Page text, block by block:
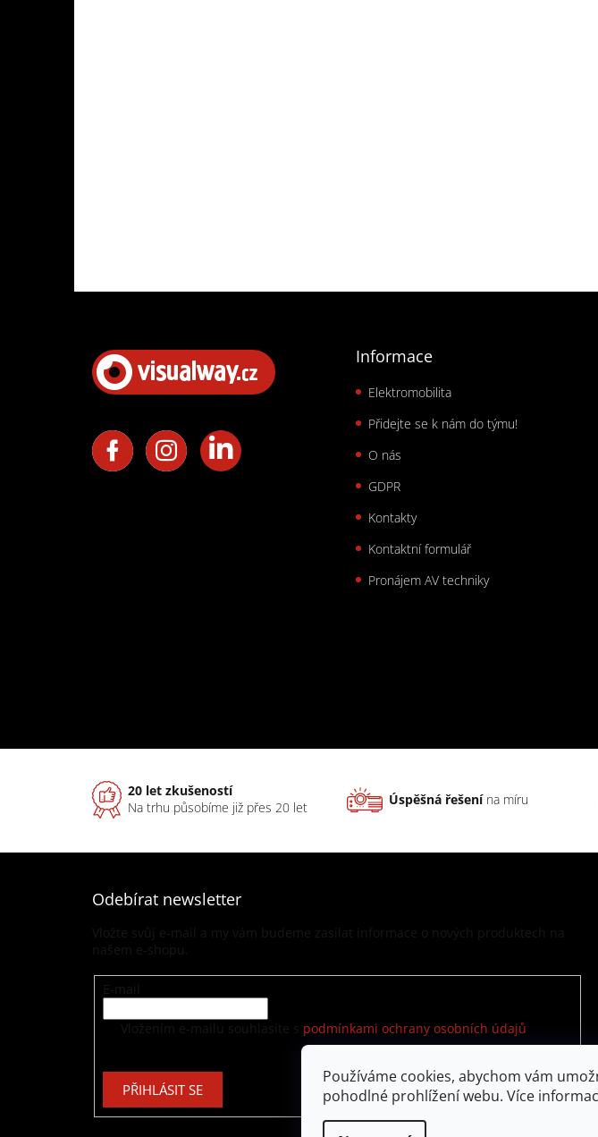
Používáme cookies, abychom vám
pohodlné prohlížení webu. Více
Informace
Elektromobilita
Přidejte se k nám do týmu!
O nás
GDPR
Kontakty
Kontaktní formulář
Pronájem AV techniky
20 let zkušeností
Na trhu působíme již přes 20 let
Úspěšná řešení na míru
Odebírat newsletter
Vložte svůj e-mail a my vám budeme zasílat informace o nových produktech na
našem e-shopu.
E-mail
Vložením e-mailu souhlasíte s podmínkami ochrany osobních údajů
PŘIHLÁSIT SE